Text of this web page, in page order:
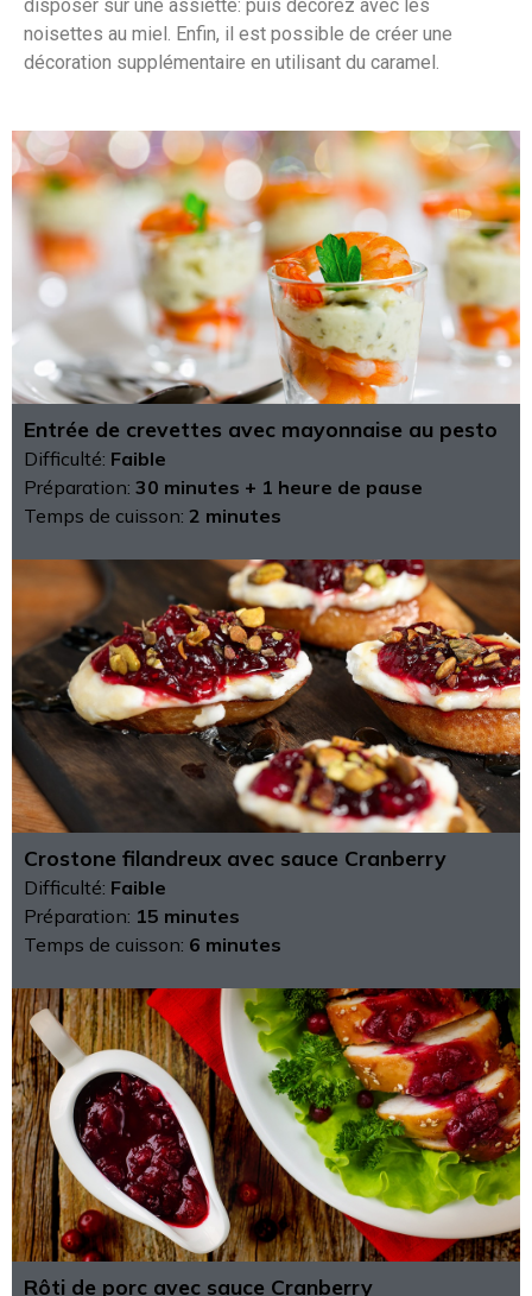
disposer sur une assiette: puis décorez avec les
noisettes au miel. Enfin, il est possible de créer une
décoration supplémentaire en utilisant du caramel.
Entrée de crevettes avec mayonnaise au pesto
Difficulté: Faible
Préparation: 30 minutes + 1 heure de pause
Temps de cuisson: 2 minutes
Crostone filandreux avec sauce Cranberry
Difficulté: Faible
Préparation: 15 minutes
Temps de cuisson: 6 minutes
Rôti de porc avec sauce Cranberry